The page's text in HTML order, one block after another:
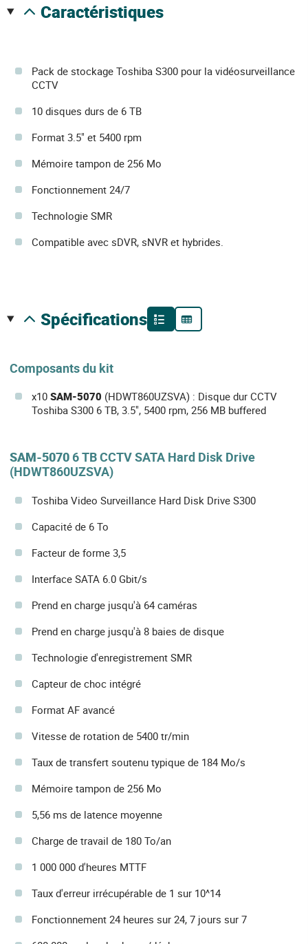
caractéristiques
Pack de stockage Toshiba S300 pour la vidéosurveillance
CCTV
10 disques durs de 6 TB
Format 3.5" et 5400 rpm
Mémoire tampon de 256 Mo
Fonctionnement 24/7
Technologie SMR
Compatible avec sDVR, sNVR et hybrides.
spécifications
Composants du kit
x10 SAM-5070 (HDWT860UZSVA) : Disque dur CCTV
Toshiba S300 6 TB, 3.5", 5400 rpm, 256 MB buffered
SAM-5070 6 TB CCTV SATA Hard Disk Drive
(HDWT860UZSVA)
Toshiba Video Surveillance Hard Disk Drive S300
Capacité de 6 To
Facteur de forme 3,5
Interface SATA 6.0 Gbit/s
Prend en charge jusqu'à 64 caméras
Prend en charge jusqu'à 8 baies de disque
Technologie d'enregistrement SMR
Capteur de choc intégré
Format AF avancé
Vitesse de rotation de 5400 tr/min
Taux de transfert soutenu typique de 184 Mo/s
Mémoire tampon de 256 Mo
5,56 ms de latence moyenne
Charge de travail de 180 To/an
1 000 000 d'heures MTTF
Taux d'erreur irrécupérable de 1 sur 10^14
Fonctionnement 24 heures sur 24, 7 jours sur 7